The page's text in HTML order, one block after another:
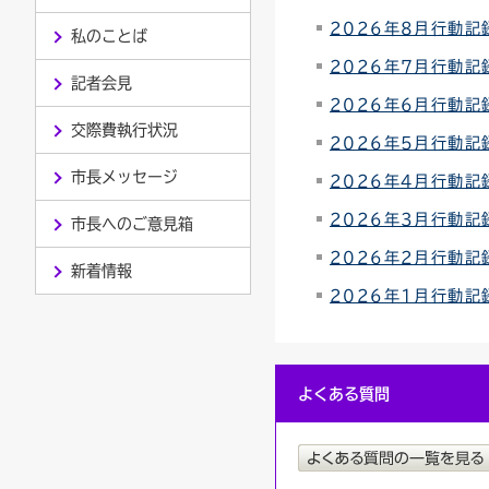
連絡ごみ
ユニバーサルデザイン
私のことば
記者会見
交際費執行状況
市長メッセージ
市長へのご意見箱
新着情報
2026年8月行動記
2026年7月行動記
2026年6月行動記
2026年5月行動記
2026年4月行動記
2026年3月行動記
2026年2月行動記
2026年1月行動記
よくある質問